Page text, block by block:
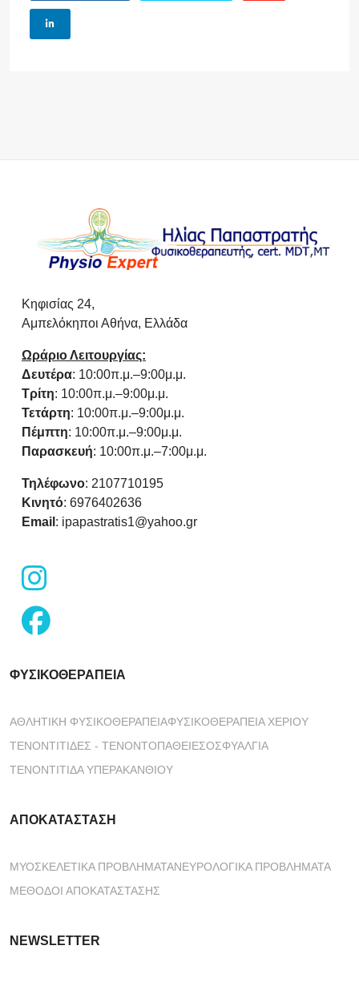
Κηφισίας 24,
Αμπελόκηποι Αθήνα, Ελλάδα
Ωράριο Λειτουργίας:
Δευτέρα: 10:00π.μ.–9:00μ.μ.
Τρίτη: 10:00π.μ.–9:00μ.μ.
Τετάρτη: 10:00π.μ.–9:00μ.μ.
Πέμπτη: 10:00π.μ.–9:00μ.μ.
Παρασκευή: 10:00π.μ.–7:00μ.μ.
Τηλέφωνο: 2107710195
Κινητό: 6976402636
Email : ipapastratis1@yahoo.gr
instagram
fab
ΦΥΣΙΚΟΘΕΡΑΠΕΊΑ
ΑΘΛΗΤΙΚΉ ΦΥΣΙΚΟΘΕΡΑΠΕΊΑΦΥΣΙΚΟΘΕΡΑΠΕΊΑ ΧΕΡΙΟΎ
ΤΕΝΟΝΤΊΤΙΔΕΣ - ΤΕΝΟΝΤΟΠΆΘΕΙΕΣΟΣΦΥΑΛΓΊΑ
ΤΕΝΟΝΤΊΤΙΔΑ ΥΠΕΡΑΚΑΝΘΙΟΎ
ΑΠΟΚΑΤΆΣΤΑΣΗ
ΜΥΟΣΚΕΛΕΤΙΚΆ ΠΡΟΒΛΉΜΑΤΑΝΕΥΡΟΛΟΓΙΚΆ ΠΡΟΒΛΉΜΑΤΑ
ΜΈΘΟΔΟΙ ΑΠΟΚΑΤΆΣΤΑΣΗΣ
NEWSLETTER